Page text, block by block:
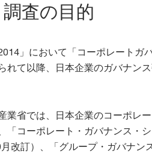
査の目的
」において「コーポレートガ
れて以降、日本企業のガバナン
業省では、日本企業のコーポレ
「コーポレート・ガバナンス・
改訂）、「グループ・ガバナン